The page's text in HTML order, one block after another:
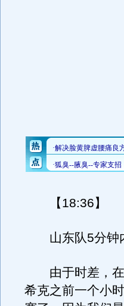
【18:36】
山东队5分钟
由于时差，在
希克之前一个小